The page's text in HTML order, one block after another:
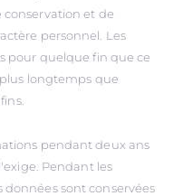
et de
personnel. Les
pour quelque fin que ce
longtemps que
pendant deux ans
Pendant les
sont conservées